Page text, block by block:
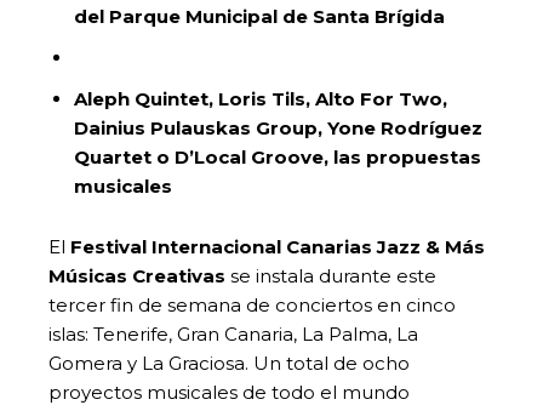
del Parque Municipal de Santa Brígida
Aleph Quintet, Loris Tils, Alto For Two,
Dainius Pulauskas Group, Yone Rodríguez
Quartet o D’Local Groove, las propuestas
musicales
El Festival Internacional Canarias Jazz & Más
Músicas Creativas se instala durante este
tercer fin de semana de conciertos en cinco
islas: Tenerife, Gran Canaria, La Palma, La
Gomera y La Graciosa. Un total de ocho
proyectos musicales de todo el mundo